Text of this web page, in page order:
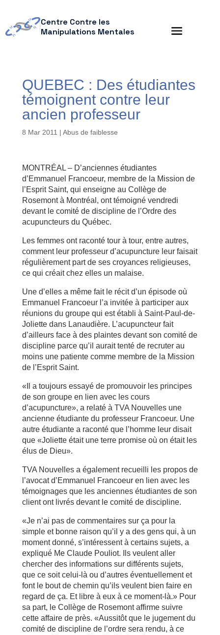
Centre Contre les
Manipulations Mentales
QUEBEC : Des étudiantes
témoignent contre leur
ancien professeur
8 Mar 2011 | Abus de faiblesse
MONTRÉAL – D’anciennes étudiantes
d’Emmanuel Francoeur, membre de la Mission de
l’Esprit Saint, qui enseigne au Collège de
Rosemont à Montréal, ont témoigné vendredi
devant le comité de discipline de l’Ordre des
acupuncteurs du Québec.
Les femmes ont raconté tour à tour, entre autres,
comment leur professeur d’acupuncture leur faisait
régulièrement part de ses croyances religieuses,
ce qui créait chez elles un malaise.
Une d’elles a même fait le récit d’un épisode où
Emmanuel Francoeur l’a invitée à participer aux
réunions du groupe qui est établi à Saint-Paul-de-
Joliette dans Lanaudière. L’acupuncteur fait
d’ailleurs face à des plaintes devant son comité de
discipline parce qu’il aurait tenté de recruter au
moins une patiente comme membre de la Mission
de l’Esprit Saint.
«Il a toujours essayé de promouvoir les principes
de son groupe en lien avec les cours
d’acupuncture», a relaté à TVA Nouvelles une
ancienne étudiante du professeur Francoeur. Une
autre étudiante a raconté que l’homme leur disait
que «Joliette était une terre promise où on était les
élus de Dieu».
TVA Nouvelles a également recueilli les propos de
l’avocat d’Emmanuel Francoeur en lien avec les
témoignages que les anciennes étudiantes de son
client ont livrés devant le comité de discipline.
«Je n’ai pas de commentaires sur ça pour la
simple et bonne raison qu’il y a des gens qui, à un
moment donné, s’intéressent à certains sujets, a
expliqué Me Claude Pouliot. Ils veulent aller
chercher des informations sur différents sujets,
que ce soit celui-là ou d’autres éventuellement et
font le bout de chemin qu’ils veulent bien faire en
regard de ça. Et libre à eux à ce moment-là.» Pour
sa part, le Collège de Rosemont affirme suivre
cette affaire de près. «Aussitôt que le jugement du
comité de discipline de l’ordre sera rendu, à ce